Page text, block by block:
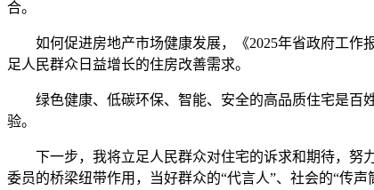
合。
如何促进房地产市场健康发展，《2025年省政府工作
足人民群众日益增长的住房改善需求。
绿色健康、低碳环保、智能、安全的高品质住宅是百姓
验。
下一步，我将立足人民群众对住宅的诉求和期待，努力
委员的桥梁纽带作用，当好群众的“代言人”、社会的“传